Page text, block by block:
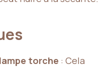
torche : Cela